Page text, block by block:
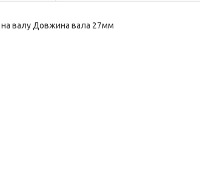
на валу Довжина вала 27мм